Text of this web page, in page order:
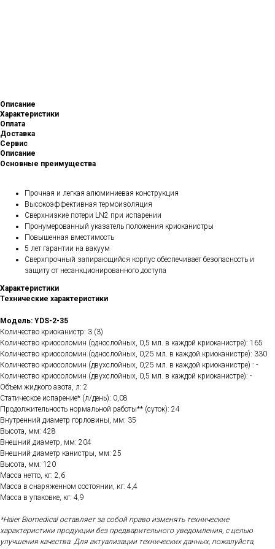
Описание
Характеристики
Оплата
Доставка
Сервис
Описание
Основные преимущества
Прочная и легкая алюминиевая конструкция
Высокоэффективная термоизоляция
Сверхнизкие потери LN2 при испарении
Пронумерованный указатель положения криоканистры
Повышенная вместимость
5 лет гарантии на вакуум
Сверхпрочный запирающийся корпус обеспечивает безопасность и
защиту от несанкционированного доступа
Характеристики
Технические характеристики
Модель: YDS-2-35
Количество криоканистр: 3 (3)
Количество криосоломин (однослойных, 0,5 мл. в каждой криоканистре): 165
Количество криосоломин (однослойных, 0,25 мл. в каждой криоканистре): 330
Количество криосоломин (двухслойных, 0,25 мл. в каждой криоканистре) : -
Количество криосоломин (двухслойных, 0,5 мл. в каждой криоканистре): -
Объем жидкого азота, л: 2
Статическое испарение* (л/день): 0,08
Продолжительность нормальной работы** (суток): 24
Внутренний диаметр горловины, мм: 35
Высота, мм: 428
Внешний диаметр, мм: 204
Внешний диаметр канистры, мм: 25
Высота, мм: 120
Масса нетто, кг: 2,6
Масса в снаряженном состоянии, кг: 4,4
Масса в упаковке, кг: 4,9
*Haier Biomedical оставляет за собой право изменять технические
характеристики продукции без предварительного уведомления, с целью
улучшения качества. Для актуализации технических данных, пожалуйста,